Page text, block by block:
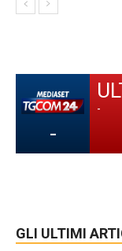
-
-
GLI ULTIMI